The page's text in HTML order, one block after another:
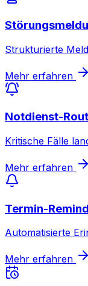
Strukturierte
Mehr erfahren
Notdienst-
Kritische Fälle
Mehr erfahren
Termin-
Automatisierte
Mehr erfahren